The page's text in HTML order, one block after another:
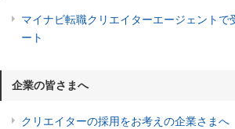
マイナビ転職クリエイターエージェントで
ート
企業の皆さまへ
クリエイターの採用をお考えの企業さまへ